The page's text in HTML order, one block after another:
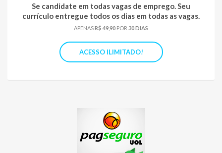
Se candidate em todas vagas de emprego. Seu
currículo entregue todos os dias em todas as vagas.
APENASR$ 49,90 POR 30 DIAS
ACESSO ILIMITADO!